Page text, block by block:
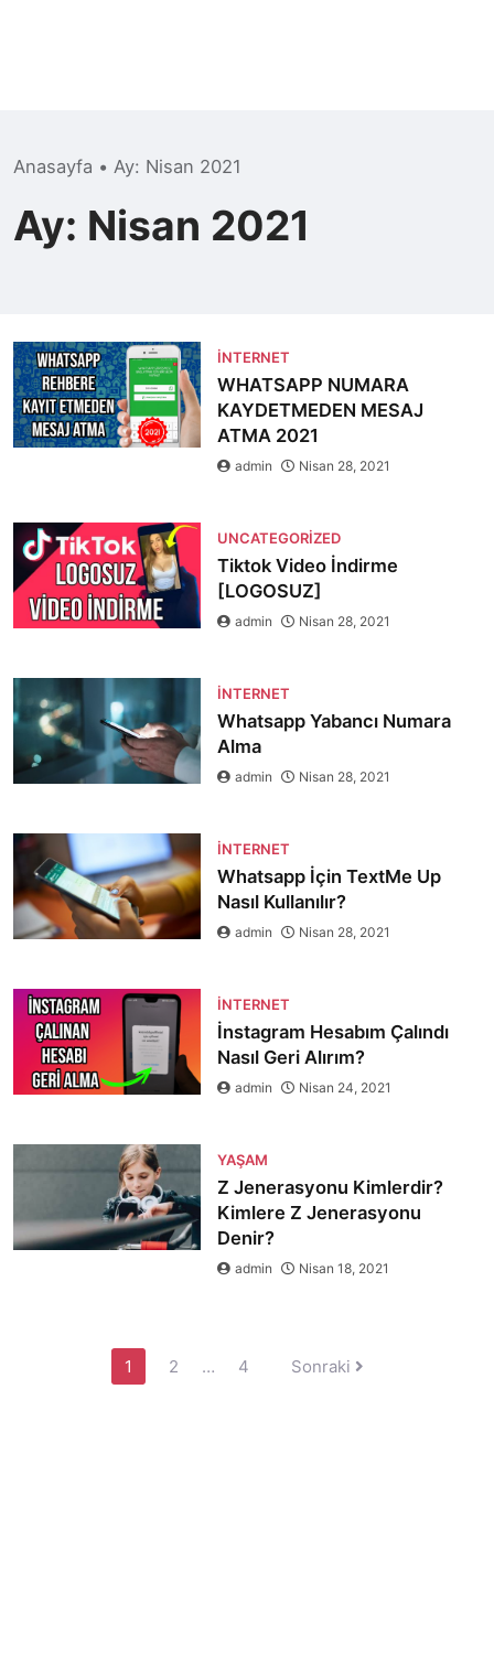
Anasayfa • Ay: Nisan 2021
Ay: Nisan 2021
İNTERNET
WHATSAPP NUMARA
KAYDETMEDEN MESAJ
ATMA 2021
admin Nisan 28, 2021
UNCATEGORIZED
Tiktok Video İndirme
[LOGOSUZ]
admin Nisan 28, 2021
İNTERNET
Whatsapp Yabancı Numara
Alma
admin Nisan 28, 2021
İNTERNET
Whatsapp İçin TextMe Up
Nasıl Kullanılır?
admin Nisan 28, 2021
İNTERNET
İnstagram Hesabım Çalındı
Nasıl Geri Alırım?
admin Nisan 24, 2021
YAŞAM
Z Jenerasyonu Kimlerdir?
Kimlere Z Jenerasyonu
Denir?
admin Nisan 18, 2021
1 2 … 4 Sonraki